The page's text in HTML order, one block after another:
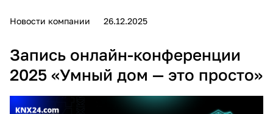
Новости компании 26.12.2025
Запись онлайн-конференции
2025 «Умный дом — это просто»